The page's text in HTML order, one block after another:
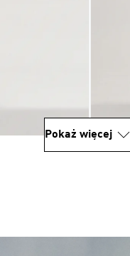
Pokaż więcej